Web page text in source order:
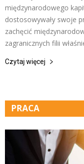
międzynarodowego
dostosowywały swoje
zachęcić
zagranicznych filii
Czytaj więcej
PRACA